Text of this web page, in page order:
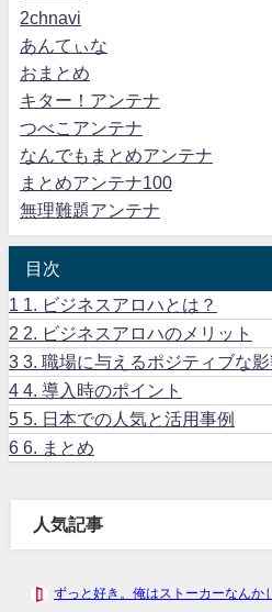
2chnavi
あんてぃな
おまとめ
キター！アンテナ
つべこアンテナ
なんでもまとめアンテナ
まとめアンテナ100
無理難題アンテナ
目次
1
1. ビジネスアロハとは？
2 2. ビジネスアロハのメリット
3 3. 職場に与えるポジティブな
4 4. 導入時のポイント
5 5. 日本での人気と活用事例
6 6. まとめ
人気記事